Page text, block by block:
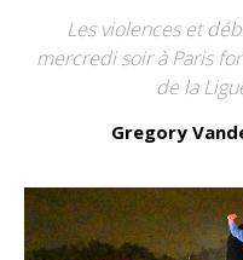
Les violences et
mercredi soir à Paris
de la
Gregory